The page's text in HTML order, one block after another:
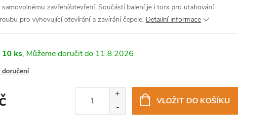
zavření/otevření. Součástí balení je i torx pro utahování
pro vyhovující otevírání a zavírání čepele. Detailní informace
10 ks 11.8.2026
VLOŽIT DO KOŠÍKU